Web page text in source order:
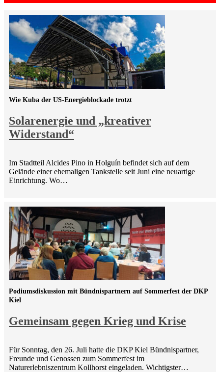
Solarenergie und „kreativer
Widerstand“
Wie Kuba der US-Energieblockade trotzt
Im Stadtteil Alcides Pino in Holguín befindet sich auf dem
Gelände einer ehemaligen Tankstelle seit Juni eine neuartige
Einrichtung. Wo…
Gemeinsam gegen Krieg und Krise
Podiumsdiskussion mit Bündnispartnern auf Sommerfest der DKP
Kiel
Für Sonntag, den 26. Juli hatte die DKP Kiel Bündnispartner,
Freunde und Genossen zum Sommerfest im
Naturerlebniszentrum Kollhorst eingeladen. Wichtigster…